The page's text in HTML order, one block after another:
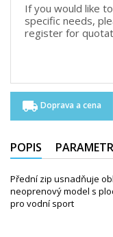
If you would like
specific needs,
register for
local_shipping Doprava a cena
POPIS
Přední zip usnadňuje
neoprenový model s
pro vodní sport